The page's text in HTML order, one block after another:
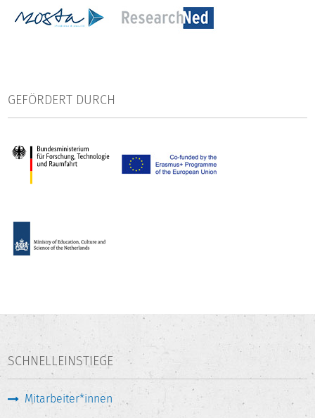
GEFÖRDERT DURCH
SCHNELLEINSTIEGE
Mitarbeiter*innen